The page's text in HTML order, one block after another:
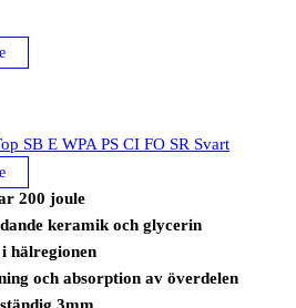
SB E WPA PS CI FO SR Svart
200 joule
keramik och glycerin
hälregionen
och absorption av överdelen
3mm